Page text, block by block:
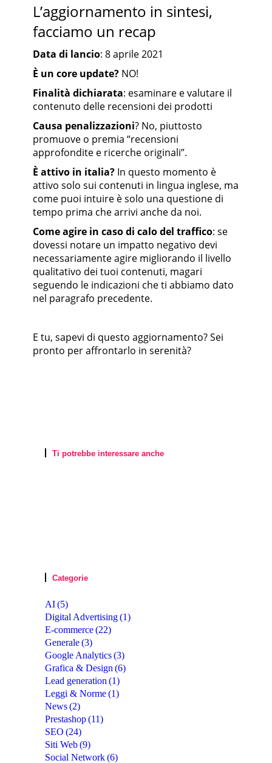
L’aggiornamento in sintesi,
facciamo un recap
Data di lancio: 8 aprile 2021
È un core update? NO!
Finalità dichiarata: esaminare e valutare il
contenuto delle recensioni dei prodotti
Causa penalizzazioni? No, piuttosto
promuove o premia “recensioni
approfondite e ricerche originali”.
È attivo in italia? In questo momento è
attivo solo sui contenuti in lingua inglese, ma
come puoi intuire è solo una questione di
tempo prima che arrivi anche da noi.
Come agire in caso di calo del traffico: se
dovessi notare un impatto negativo devi
necessariamente agire migliorando il livello
qualitativo dei tuoi contenuti, magari
seguendo le indicazioni che ti abbiamo dato
nel paragrafo precedente.
E tu, sapevi di questo aggiornamento? Sei
pronto per affrontarlo in serenità?
Ti potrebbe interessare anche
Categorie
AI(5)
Digital Advertising(1)
E-commerce(22)
Generale(3)
Google Analytics(3)
Grafica & Design (6)
Lead generation (1)
Leggi & Norme(1)
News(2)
Prestashop(11)
SEO (24)
Siti Web(9)
Social Network(6)